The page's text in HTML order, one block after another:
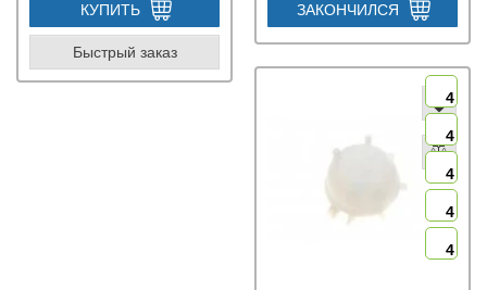
КУПИТЬ
Быстрый заказ
ЗАКОНЧИЛСЯ
4
4
4
4
4